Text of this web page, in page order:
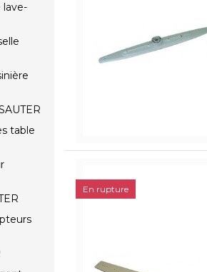
lave-
table
En rupture